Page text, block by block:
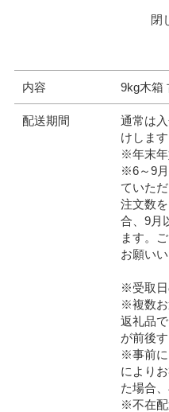
閉
内容 9kg木箱
配送期間
通常は
けします
※年末年
※6～9
ていただ
注文数
合、9月
ます。
お願いい
※受取日
※複数お
返礼品
が前後
※事前に
により
た場合
※不在配